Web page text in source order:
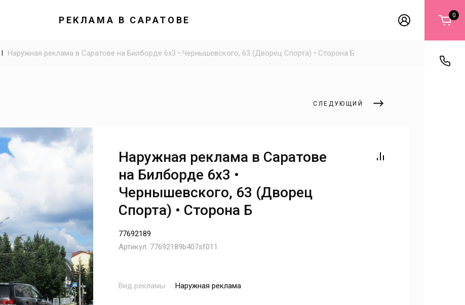
0
РЕКЛАМА В САРАТОВЕ
| Наружная реклама в Саратове на Билборде 6х3 • Чернышевского, 63 (Дворец Спорта) • Сторона Б
СЛЕДУЮЩИЙ
Наружная реклама в Саратове
на Билборде 6х3 •
Чернышевского, 63 (Дворец
Спорта) • Сторона Б
77692189
Артикул: 77692189b407sf011
Вид рекламы Наружная реклама